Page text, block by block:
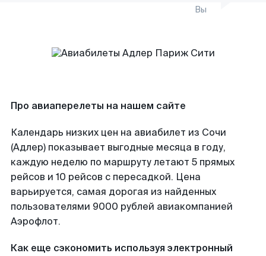
Вы
Про авиаперелеты на нашем сайте
Календарь низких цен на авиабилет из Сочи
(Адлер) показывает выгодные месяца в году,
каждую неделю по маршруту летают 5 прямых
рейсов и 10 рейсов с пересадкой. Цена
варьируется, самая дорогая из найденных
пользователями 9000 рублей авиакомпанией
Аэрофлот.
Как еще сэкономить используя электронный